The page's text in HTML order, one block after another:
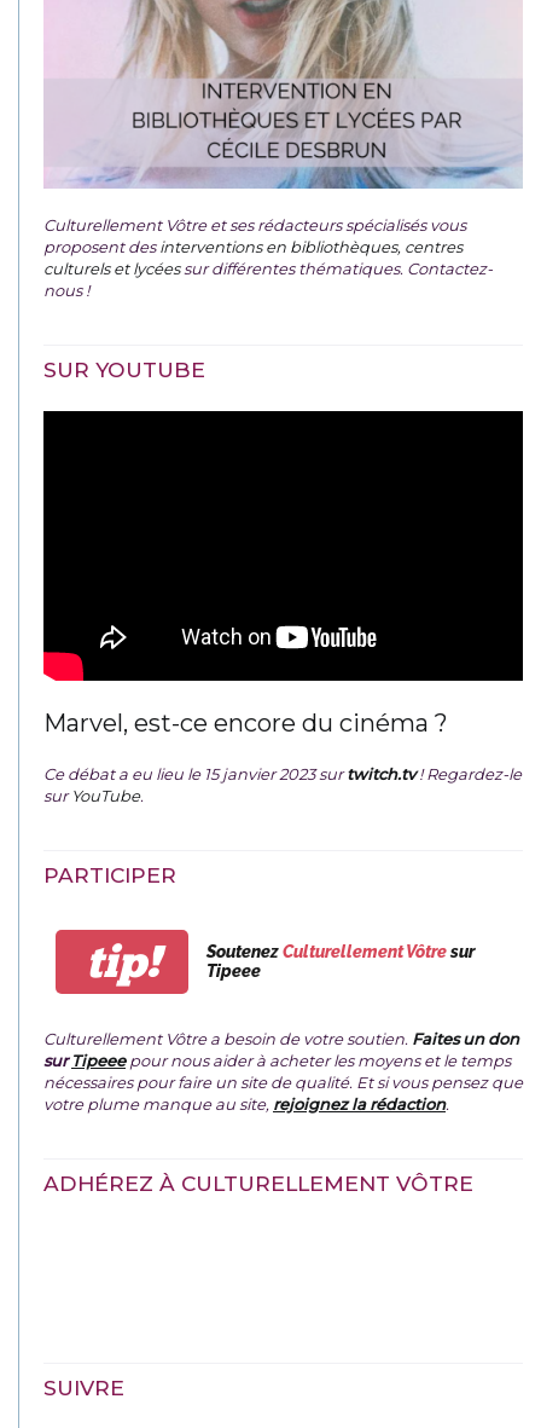
Culturellement Vôtre et ses rédacteurs spécialisés vous
proposent desinterventions en bibliothèques, centres
culturels et lycéessur différentes thématiques. Contactez-
nous !
SUR YOUTUBE
Marvel, est-ce encore du cinéma ?
Ce débat a eu lieu le 15 janvier 2023 surtwitch.tv ! Regardez-le
surYouTube.
PARTICIPER
tip! SoutenezCulturellement Vôtresur
Tipeee
Culturellement Vôtre a besoin de votre soutien. Faites un don
surTipeeepour nous aider à acheter les moyens et le temps
nécessaires pour faire un site de qualité. Et si vous pensez que
votre plume manque au site, rejoignez la rédaction.
ADHÉREZ À CULTURELLEMENT VÔTRE
SUIVRE